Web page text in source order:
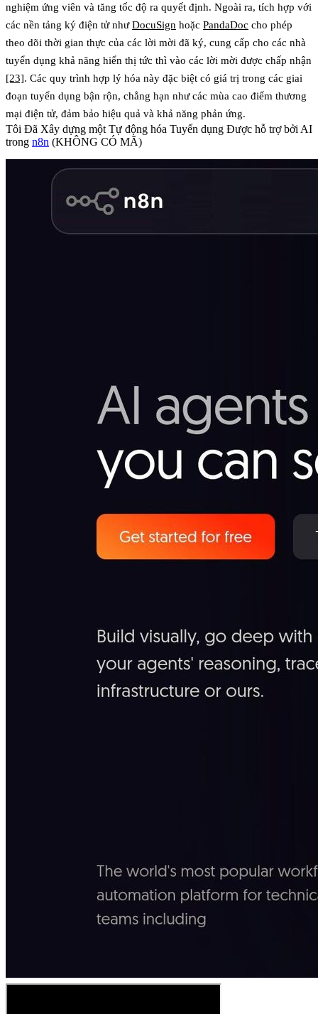
nghiệm ứng viên và tăng tốc độ ra quyết định. Ngoài ra, tích hợp với
các nền tảng ký điện tử nhưDocuSign hoặc PandaDoc cho phép
theo dõi thời gian thực của các lời mời đã ký, cung cấp cho các nhà
tuyển dụng khả năng hiển thị tức thì vào các lời mời được chấp nhận
[23]. Các quy trình hợp lý hóa này đặc biệt có giá trị trong các giai
đoạn tuyển dụng bận rộn, chẳng hạn như các mùa cao điểm thương
mại điện tử, đảm bảo hiệu quả và khả năng phản ứng.
Tôi Đã Xây dựng một Tự động hóa Tuyển dụng Được hỗ trợ bởi AI
trong n8n (KHÔNG CÓ MÃ)